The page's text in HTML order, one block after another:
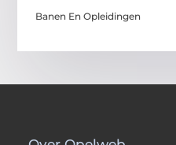
Banen En Opleidingen